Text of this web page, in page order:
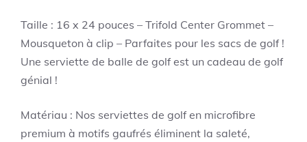
Taille : 16 x 24 pouces – Trifold Center Grommet –
Mousqueton à clip – Parfaites pour les sacs de golf !
Une serviette de balle de golf est un cadeau de golf
génial !
Matériau : Nos serviettes de golf en microfibre
premium à motifs gaufrés éliminent la saleté,